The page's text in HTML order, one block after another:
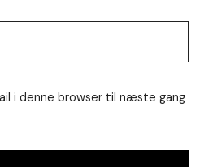
i denne browser til næste gang